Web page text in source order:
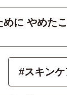
めに やめた
#スキンケ